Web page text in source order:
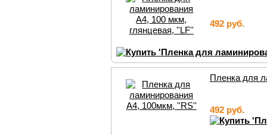
492 руб.
Пленка для
492 руб.